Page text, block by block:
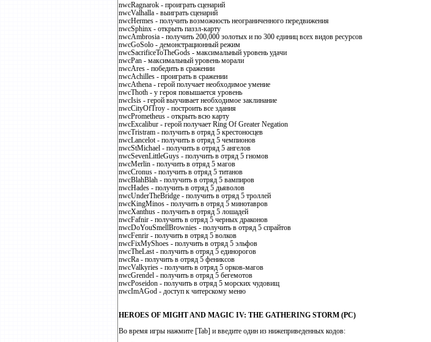
nwcRagnarok - проиграть сценарий
nwcValhalla - выиграть сценарий
nwcHermes - получить возможность неограниченного передвижения
nwcSphinx - открыть паззл-карту
nwcAmbrosia - получить 200,000 золотых и по 300 единиц всех видов ресурсов
nwcGoSolo - демонстрационный режим
nwcSacrificeToTheGods - максимальный уровень удачи
nwcPan - максимальный уровень морали
nwcAres - победить в сражении
nwcAchilles - проиграть в сражении
nwcAthena - герой получает необходимое умение
nwcThoth - у героя повышается уровень
nwcIsis - герой выучивает необходимое заклинание
nwcCityOfTroy - построить все здания
nwcPrometheus - открыть всю карту
nwcExcalibur - герой получает Ring Of Greater Negation
nwcTristram - получить в отряд 5 крестоносцев
nwcLancelot - получить в отряд 5 чемпионов
nwcStMichael - получить в отряд 5 ангелов
nwcSevenLittleGuys - получить в отряд 5 гномов
nwcMerlin - получить в отряд 5 магов
nwcCronus - получить в отряд 5 титанов
nwcBlahBlah - получить в отряд 5 вампиров
nwcHades - получить в отряд 5 дьяволов
nwcUnderTheBridge - получить в отряд 5 троллей
nwcKingMinos - получить в отряд 5 минотавров
nwcXanthus - получить в отряд 5 лошадей
nwcFafnir - получить в отряд 5 черных драконов
nwcDoYouSmellBrownies - получить в отряд 5 спрайтов
nwcFenrir - получить в отряд 5 волков
nwcFixMyShoes - получить в отряд 5 эльфов
nwcTheLast - получить в отряд 5 единорогов
nwcRa - получить в отряд 5 фениксов
nwcValkyries - получить в отряд 5 орков-магов
nwcGrendel - получить в отряд 5 бегемотов
nwcPoseidon - получить в отряд 5 морских чудовищ
nwcImAGod - доступ к читерскому меню
HEROES OF MIGHT AND MAGIC IV: THE GATHERING STORM (PC)
Во время игры нажмите [Tab] и введите один из нижеприведенных кодов: